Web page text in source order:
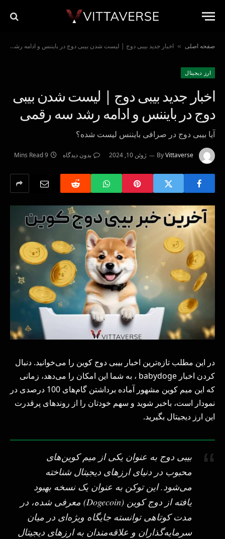
صفحه اصلی » اخبار جدید بیبی دوج | لیست شدن بیبی دوج در بایننس و ادامه رشد سه رقمی
ارز دیجیتال
اخبار جدید بیبی دوج | لیست شدن بیبی
دوج در بایننس و ادامه رشد سه رقمی
آیا بیبی دوج در صرافی بایننس لیست شده؟
ByVittaverse ژوئن 10, 2024 بدون دیدگاه 9 Mins Read
در این مطلب تازه‌ترین اخبار بیبی دوج کوین را می‌خوانید. دنبال
کردن اخبار babydoge ، به شما این امکان را می‌دهد، زمانی
که این میم کوین مشهور آماده برداشتن گام‌های 100 درصدی در
نمودار است، باخبر شوید و سهم خودتان را از روندهای پرقدرت
این ارز دیجیتال بگیرید.
بیبی دوج به عنوان یکی از میم کوین‌های
محبوب در دنیای ارزهای دیجیتال شناخته
می‌شود. این توکن به عنوان یک نسخه بهبود
یافته از دوج کوین (Dogecoin) معرفی شده، در
مدت کوتاهی توانسته جایگاه ویژه‌ای در میان
سرمایه‌گذاران و علاقه‌مندان به ارزهای دیجیتال